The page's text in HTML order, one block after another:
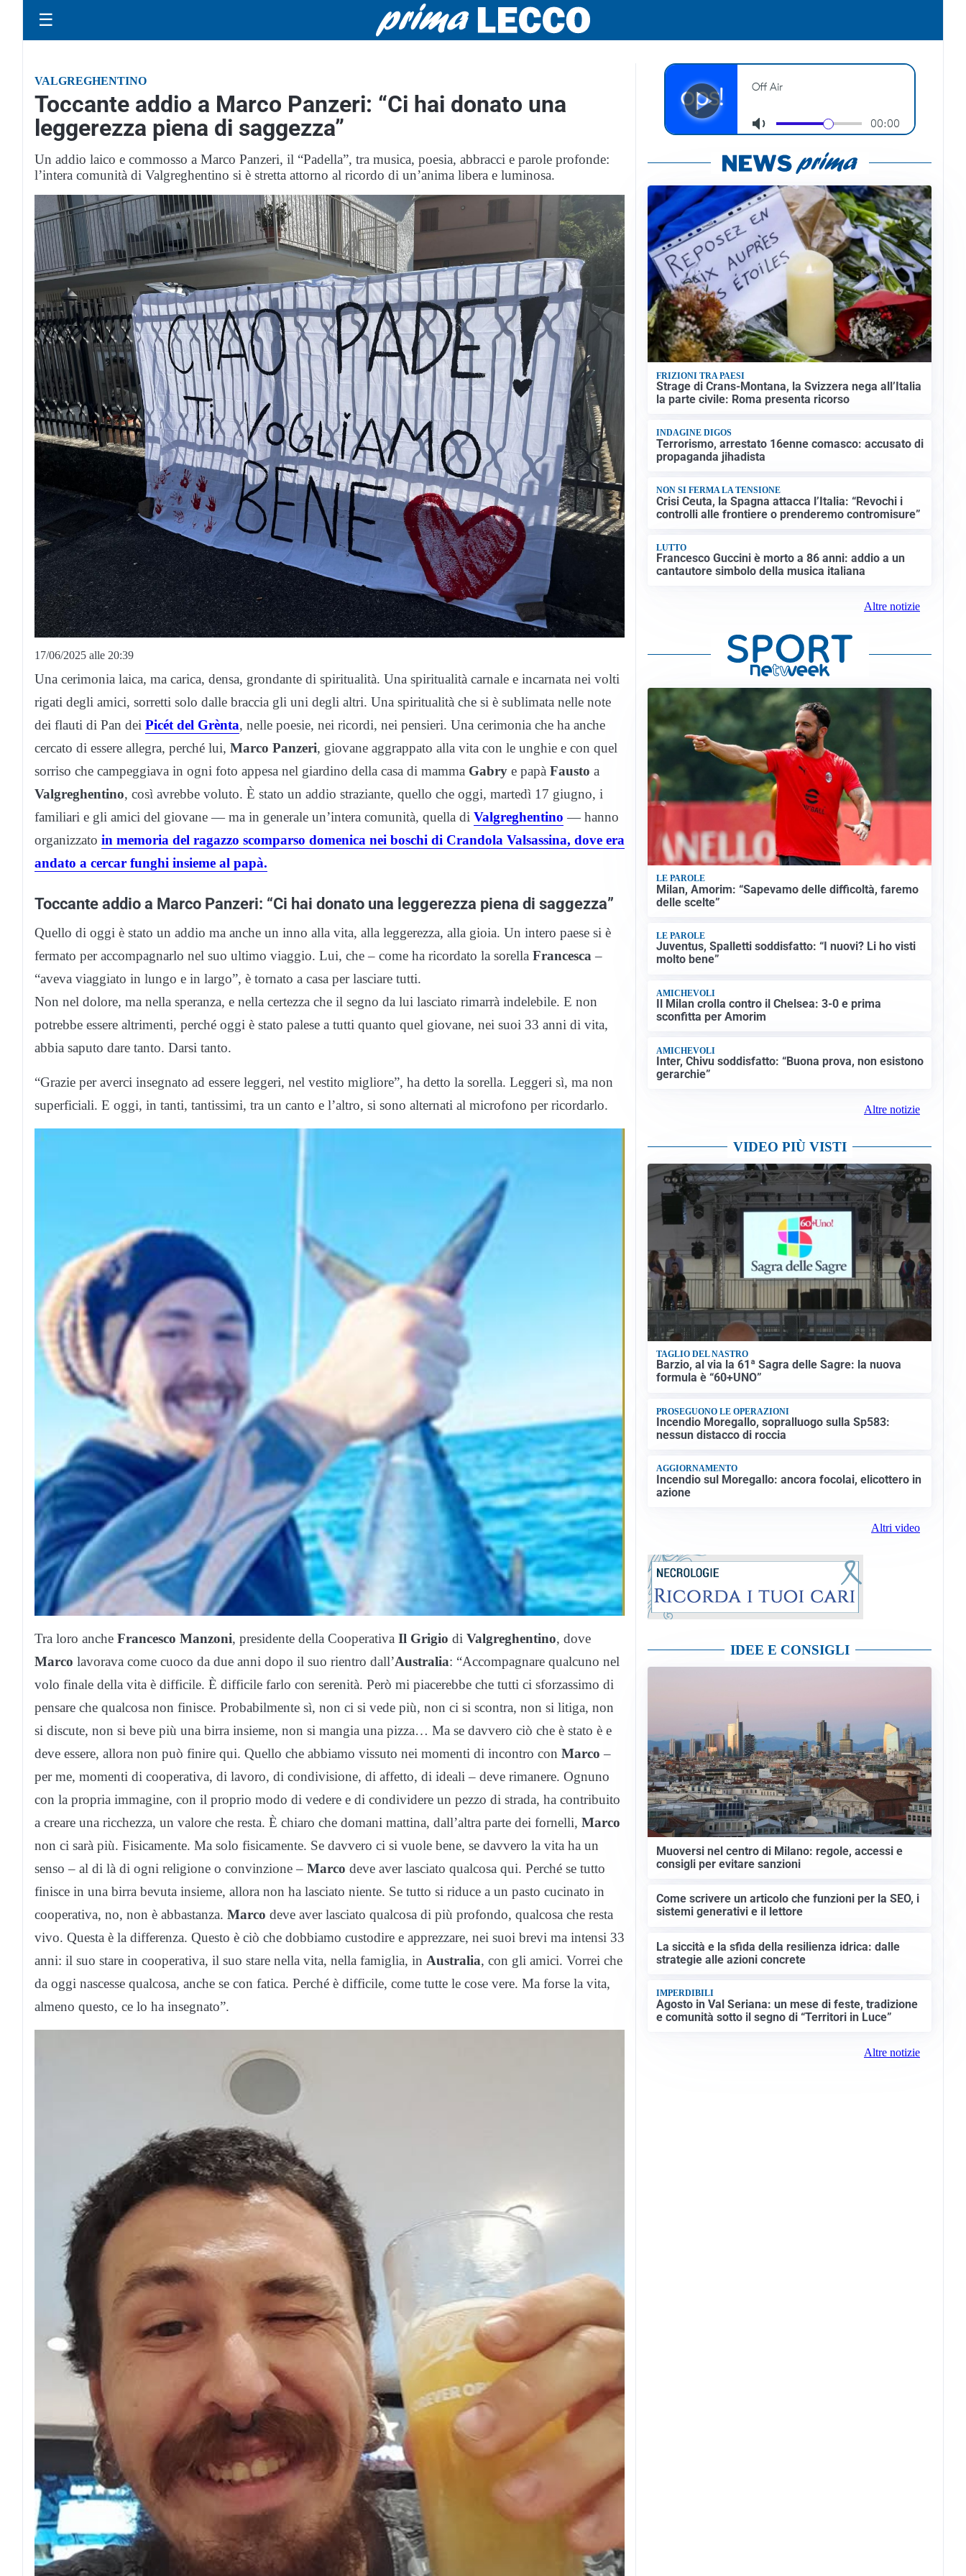
☰
VALGREGHENTINO
Toccante addio a Marco Panzeri: “Ci hai donato una
leggerezza piena di saggezza”
Un addio laico e commosso a Marco Panzeri, il “Padella”, tra musica, poesia, abbracci e parole profonde:
l’intera comunità di Valgreghentino si è stretta attorno al ricordo di un’anima libera e luminosa.
17/06/2025 alle 20:39
Una cerimonia laica, ma carica, densa, grondante di spiritualità. Una spiritualità carnale e incarnata nei volti
rigati degli amici, sorretti solo dalle braccia gli uni degli altri. Una spiritualità che si è sublimata nelle note
dei flauti di Pan dei Picét del Grènta, nelle poesie, nei ricordi, nei pensieri. Una cerimonia che ha anche
cercato di essere allegra, perché lui, Marco Panzeri, giovane aggrappato alla vita con le unghie e con quel
sorriso che campeggiava in ogni foto appesa nel giardino della casa di mamma Gabry e papà Fausto a
Valgreghentino, così avrebbe voluto. È stato un addio straziante, quello che oggi, martedì 17 giugno, i
familiari e gli amici del giovane — ma in generale un’intera comunità, quella di Valgreghentino — hanno
organizzato in memoria del ragazzo scomparso domenica nei boschi di Crandola Valsassina, dove era
andato a cercar funghi insieme al papà.
Toccante addio a Marco Panzeri: “Ci hai donato una leggerezza piena di saggezza”
Quello di oggi è stato un addio ma anche un inno alla vita, alla leggerezza, alla gioia. Un intero paese si è
fermato per accompagnarlo nel suo ultimo viaggio. Lui, che – come ha ricordato la sorella Francesca –
“aveva viaggiato in lungo e in largo”, è tornato a casa per lasciare tutti.
Non nel dolore, ma nella speranza, e nella certezza che il segno da lui lasciato rimarrà indelebile. E non
potrebbe essere altrimenti, perché oggi è stato palese a tutti quanto quel giovane, nei suoi 33 anni di vita,
abbia saputo dare tanto. Darsi tanto.
“Grazie per averci insegnato ad essere leggeri, nel vestito migliore”, ha detto la sorella. Leggeri sì, ma non
superficiali. E oggi, in tanti, tantissimi, tra un canto e l’altro, si sono alternati al microfono per ricordarlo.
Tra loro anche Francesco Manzoni, presidente della Cooperativa Il Grigio di Valgreghentino, dove
Marco lavorava come cuoco da due anni dopo il suo rientro dall’Australia: “Accompagnare qualcuno nel
volo finale della vita è difficile. È difficile farlo con serenità. Però mi piacerebbe che tutti ci sforzassimo di
pensare che qualcosa non finisce. Probabilmente sì, non ci si vede più, non ci si scontra, non si litiga, non
si discute, non si beve più una birra insieme, non si mangia una pizza… Ma se davvero ciò che è stato è e
deve essere, allora non può finire qui. Quello che abbiamo vissuto nei momenti di incontro con Marco –
per me, momenti di cooperativa, di lavoro, di condivisione, di affetto, di ideali – deve rimanere. Ognuno
con la propria immagine, con il proprio modo di vedere e di condividere un pezzo di strada, ha contribuito
a creare una ricchezza, un valore che resta. È chiaro che domani mattina, dall’altra parte dei fornelli, Marco
non ci sarà più. Fisicamente. Ma solo fisicamente. Se davvero ci si vuole bene, se davvero la vita ha un
senso – al di là di ogni religione o convinzione – Marco deve aver lasciato qualcosa qui. Perché se tutto
finisce in una birra bevuta insieme, allora non ha lasciato niente. Se tutto si riduce a un pasto cucinato in
cooperativa, no, non è abbastanza. Marco deve aver lasciato qualcosa di più profondo, qualcosa che resta
vivo. Questa è la differenza. Questo è ciò che dobbiamo custodire e apprezzare, nei suoi brevi ma intensi 33
anni: il suo stare in cooperativa, il suo stare nella vita, nella famiglia, in Australia, con gli amici. Vorrei che
da oggi nascesse qualcosa, anche se con fatica. Perché è difficile, come tutte le cose vere. Ma forse la vita,
almeno questo, ce lo ha insegnato”.
FRIZIONI TRA PAESI
Strage di Crans-Montana, la Svizzera nega all’Italia
la parte civile: Roma presenta ricorso
INDAGINE DIGOS
Terrorismo, arrestato 16enne comasco: accusato di
propaganda jihadista
NON SI FERMA LA TENSIONE
Crisi Ceuta, la Spagna attacca l’Italia: “Revochi i
controlli alle frontiere o prenderemo contromisure”
LUTTO
Francesco Guccini è morto a 86 anni: addio a un
cantautore simbolo della musica italiana
Altre notizie
LE PAROLE
Milan, Amorim: “Sapevamo delle difficoltà, faremo
delle scelte”
LE PAROLE
Juventus, Spalletti soddisfatto: “I nuovi? Li ho visti
molto bene”
AMICHEVOLI
Il Milan crolla contro il Chelsea: 3-0 e prima
sconfitta per Amorim
AMICHEVOLI
Inter, Chivu soddisfatto: “Buona prova, non esistono
gerarchie”
Altre notizie
VIDEO PIÙ VISTI
TAGLIO DEL NASTRO
Barzio, al via la 61ª Sagra delle Sagre: la nuova
formula è “60+UNO”
PROSEGUONO LE OPERAZIONI
Incendio Moregallo, sopralluogo sulla Sp583:
nessun distacco di roccia
AGGIORNAMENTO
Incendio sul Moregallo: ancora focolai, elicottero in
azione
Altri video
IDEE E CONSIGLI
Muoversi nel centro di Milano: regole, accessi e
consigli per evitare sanzioni
Come scrivere un articolo che funzioni per la SEO, i
sistemi generativi e il lettore
La siccità e la sfida della resilienza idrica: dalle
strategie alle azioni concrete
IMPERDIBILI
Agosto in Val Seriana: un mese di feste, tradizione
e comunità sotto il segno di “Territori in Luce”
Altre notizie